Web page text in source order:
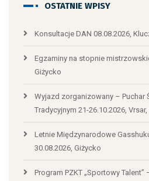
OSTATNIE WPISY
Konsultacje DAN 08.08.2026,
Egzaminy na stopnie
Giżycko
Wyjazd zorganizowany – Puchar
Tradycyjnym 21-26.10.2026,
Letnie Międzynarodowe
30.08.2026, Giżycko
Program PZKT „Sportowy Talent”